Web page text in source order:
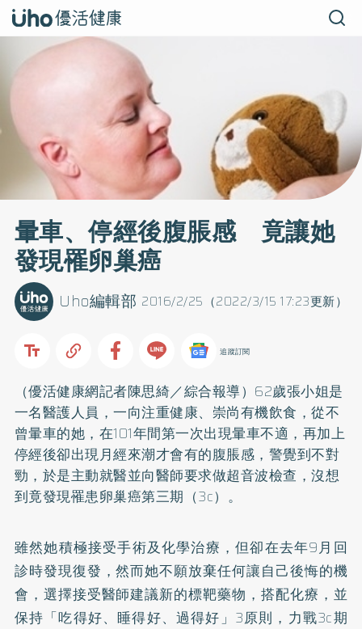
暈車、停經後腹脹感 竟讓她
發現罹卵巢癌
2016/2/25（2022/3/15 17:23更新）
Uho編輯部
追蹤訂閱
（優活健康網記者陳思綺／綜合報導）62歲張小姐是
一名醫護人員，一向注重健康、崇尚有機飲食，從不
曾暈車的她，在101年間第一次出現暈車不適，再加上
停經後卻出現月經來潮才會有的腹脹感，警覺到不對
勁，於是主動就醫並向醫師要求做超音波檢查，沒想
到竟發現罹患卵巢癌第三期（3c）。
雖然她積極接受手術及化學治療，但卻在去年9月回
診時發現復發，然而她不願放棄任何讓自己後悔的機
會，選擇接受醫師建議新的標靶藥物，搭配化療，並
保持「吃得好、睡得好、過得好」3原則，力戰3c期